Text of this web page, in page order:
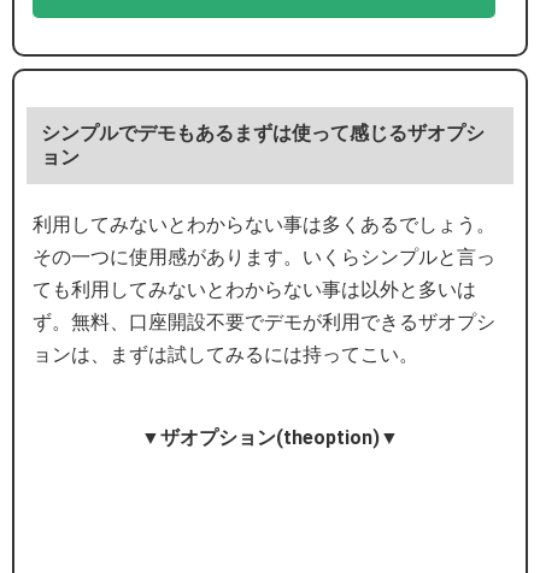
シンプルでデモもあるまずは使って感じるザオプシ
ョン
利用してみないとわからない事は多くあるでしょう。
その一つに使用感があります。いくらシンプルと言っ
ても利用してみないとわからない事は以外と多いは
ず。無料、口座開設不要でデモが利用できるザオプシ
ョンは、まずは試してみるには持ってこい。
▼ザオプション(theoption)▼